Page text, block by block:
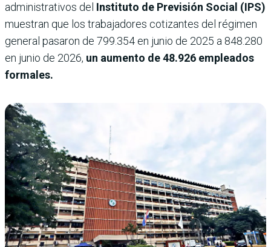
administrativos del Instituto de Previsión Social (IPS)
muestran que los trabajadores cotizantes del régimen
general pasaron de 799.354 en junio de 2025 a 848.280
en junio de 2026, un aumento de 48.926 empleados
formales.